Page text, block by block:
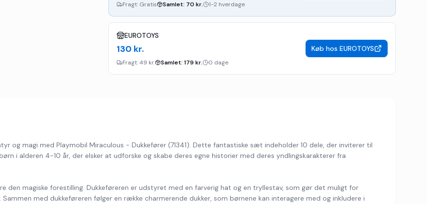
Fragt: Gratis Samlet: 70 kr. 1-2 hverdage
EUROTOYS
130 kr.
Fragt:49 kr. Samlet: 179 kr. 0 dage
Køb hos EUROTOYS
og magi med Playmobil Miraculous - Dukkefører (71341). Dette fantastiske sæt indeholder 10 dele, der inviterer til
i alderen 4-10 år, der elsker at udforske og skabe deres egne historier med deres yndlingskarakterer fra
den magiske forestilling. Dukkeføreren er udstyret med en farverig hat og en tryllestav, som gør det muligt for
med dukkeføreren følger en række charmerende dukker, som børnene kan interagere med og inkludere i